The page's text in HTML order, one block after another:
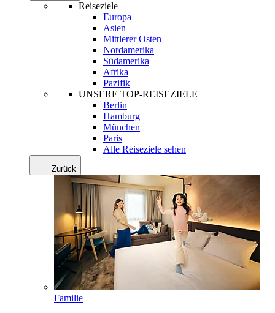
Reiseziele
Europa
Asien
Mittlerer Osten
Nordamerika
Südamerika
Afrika
Pazifik
UNSERE TOP-REISEZIELE
Berlin
Hamburg
München
Paris
Alle Reiseziele sehen
Zurück
Familie